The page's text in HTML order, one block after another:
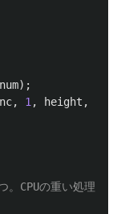
);
, 1 , height ,
。CPUの重い処理を想